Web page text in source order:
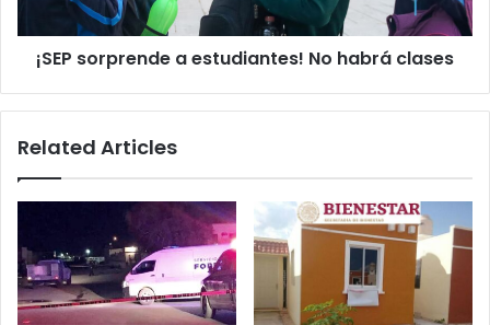
¡SEP sorprende a estudiantes! No habrá clases
Related Articles